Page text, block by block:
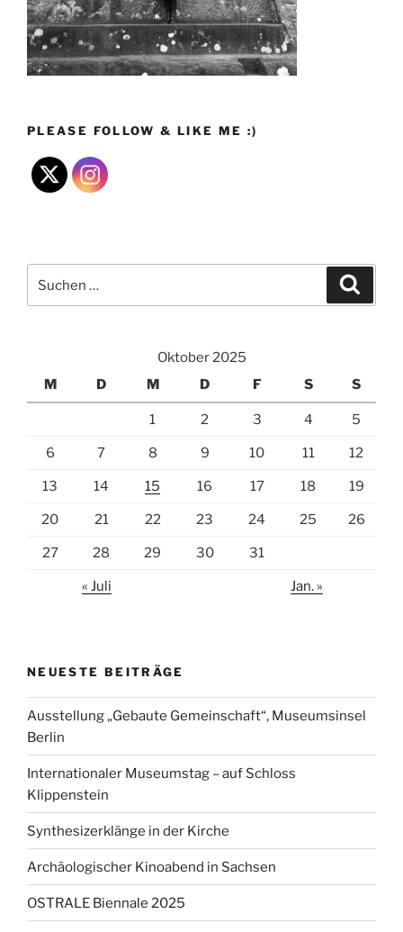
PLEASE FOLLOW & LIKE ME :)
nach:
Oktober 2025
M
D M D F S S
1 2 3 4 5
6 7 8 9 10 11 12
13 14 15 16 17 18 19
20 21 22 23 24 25 26
27 28 29 30 31
« Juli Jan. »
NEUESTE BEITRÄGE
Ausstellung „Gebaute Gemeinschaft“, Museumsinsel
Berlin
Internationaler Museumstag – auf Schloss
Klippenstein
Synthesizerklänge in der Kirche
Archäologischer Kinoabend in Sachsen
OSTRALE Biennale 2025